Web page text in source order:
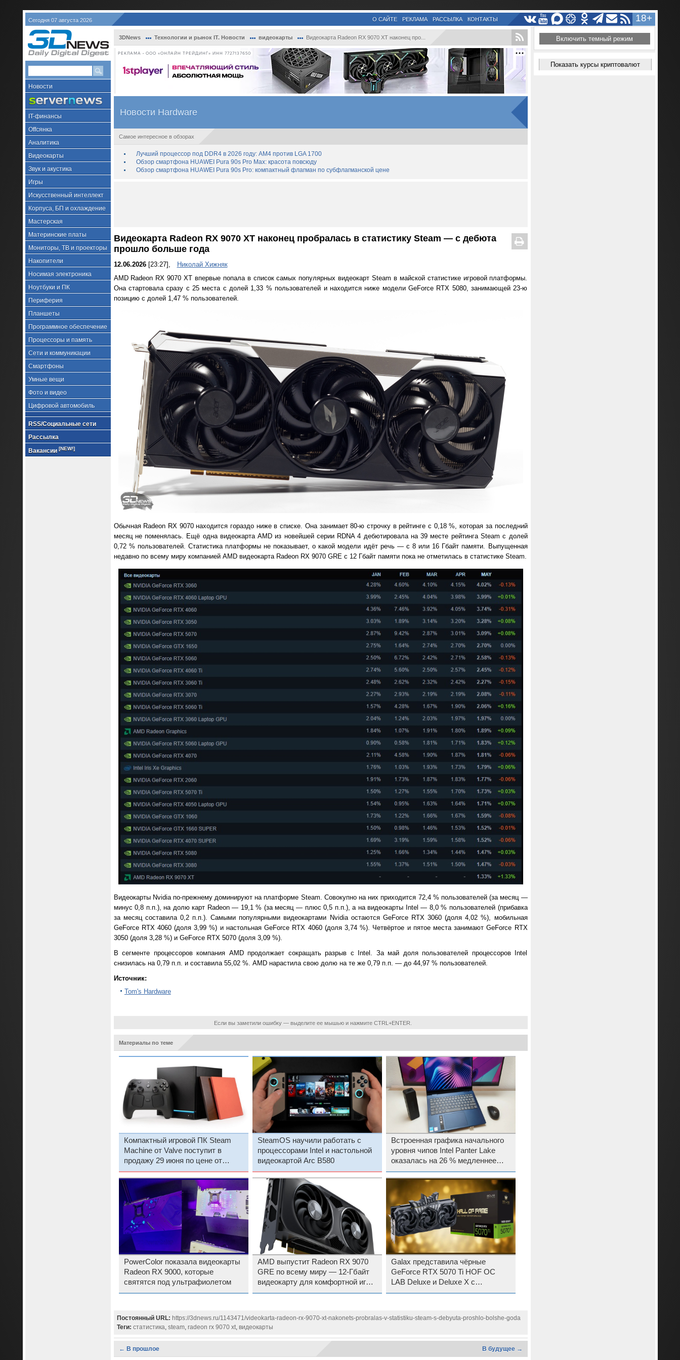
Сегодня 07 августа 2026 18+
О САЙТЕ РЕКЛАМА РАССЫЛКА КОНТАКТЫ
Новости
IT-финансы
Offсянка
Аналитика
Видеокарты
Звук и акустика
Игры
Искусственный интеллект
Корпуса, БП и охлаждение
Мастерская
Материнские платы
Мониторы, ТВ и проекторы
Накопители
Носимая электроника
Ноутбуки и ПК
Периферия
Планшеты
Программное обеспечение
Процессоры и память
Сети и коммуникации
Смартфоны
Умные вещи
Фото и видео
Цифровой автомобиль
RSS/Социальные сети
Рассылка
Вакансии [NEW!]
3DNews Технологии и рынок IT. Новости видеокарты Видеокарта Radeon RX 9070 XT наконец про...
РЕКЛАМА • ООО «ОНЛАЙН ТРЕЙДИНГ» ИНН 7727137650
Новости Hardware
Самое интересное в обзорах
Лучший процессор под DDR4 в 2026 году: AM4 против LGA 1700
Обзор смартфона HUAWEI Pura 90s Pro Max: красота повсюду
Обзор смартфона HUAWEI Pura 90s Pro: компактный флагман по субфлагманской цене
Видеокарта Radeon RX 9070 XT наконец пробралась в статистику Steam — с дебюта
прошло больше года
12.06.2026[23:27],
Николай Хижняк
AMD Radeon RX 9070 XT впервые попала в список самых популярных видеокарт Steam в майской статистике игровой платформы.
Она стартовала сразу с 25 места с долей 1,33 % пользователей и находится ниже модели GeForce RTX 5080, занимающей 23-ю
позицию с долей 1,47 % пользователей.
Обычная Radeon RX 9070 находится гораздо ниже в списке. Она занимает 80-ю строчку в рейтинге с 0,18 %, которая за последний
месяц не поменялась. Ещё одна видеокарта AMD из новейшей серии RDNA 4 дебютировала на 39 месте рейтинга Steam с долей
0,72 % пользователей. Статистика платформы не показывает, о какой модели идёт речь — с 8 или 16 Гбайт памяти. Выпущенная
недавно по всему миру компанией AMD видеокарта Radeon RX 9070 GRE с 12 Гбайт памяти пока не отметилась в статистике Steam.
Видеокарты Nvidia по-прежнему доминируют на платформе Steam. Совокупно на них приходится 72,4 % пользователей (за месяц —
минус 0,8 п.п.), на долю карт Radeon — 19,1 % (за месяц — плюс 0,5 п.п.), а на видеокарты Intel — 8,0 % пользователей (прибавка
за месяц составила 0,2 п.п.). Самыми популярными видеокартами Nvidia остаются GeForce RTX 3060 (доля 4,02 %), мобильная
GeForce RTX 4060 (доля 3,99 %) и настольная GeForce RTX 4060 (доля 3,74 %). Четвёртое и пятое места занимают GeForce RTX
3050 (доля 3,28 %) и GeForce RTX 5070 (доля 3,09 %).
В сегменте процессоров компания AMD продолжает сокращать разрыв с Intel. За май доля пользователей процессоров Intel
снизилась на 0,79 п.п. и составила 55,02 %. AMD нарастила свою долю на те же 0,79 п.п. — до 44,97 % пользователей.
Источник:
Tom's Hardware
Если вы заметили ошибку — выделите ее мышью и нажмите CTRL+ENTER.
Материалы по теме
Компактный игровой ПК Steam
Machine от Valve поступит в
продажу 29 июня по цене от
$1049
SteamOS научили работать с
процессорами Intel и настольной
видеокартой Arc B580
Встроенная графика начального
уровня чипов Intel Panter Lake
оказалась на 26 % медленнее
AMD Radeon 840M
PowerColor показала видеокарты
Radeon RX 9000, которые
святятся под ультрафиолетом
AMD выпустит Radeon RX 9070
GRE по всему миру — 12-Гбайт
видеокарту для комфортной игры
в 1440p оценили в $549
Galax представила чёрные
GeForce RTX 5070 Ti HOF OC
LAB Deluxe и Deluxe X с
заводским разгоном
Постоянный URL: https://3dnews.ru/1143471/videokarta-radeon-rx-9070-xt-nakonets-probralas-v-statistiku-steam-s-debyuta-proshlo-bolshe-goda
Теги: статистика, steam, radeon rx 9070 xt, видеокарты
← В прошлое В будущее →
Включить темный режим
Показать курсы криптовалют